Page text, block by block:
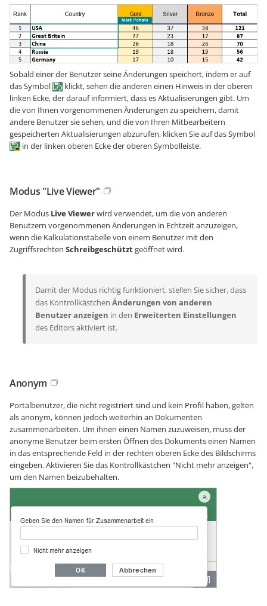
Sobald einer der Benutzer seine Änderungen speichert, indem er auf
das Symbol
klickt, sehen die anderen einen Hinweis in der oberen
linken Ecke, der darauf informiert, dass es Aktualisierungen gibt. Um
die von Ihnen vorgenommenen Änderungen zu speichern, damit
andere Benutzer sie sehen, und die von Ihren Mitbearbeitern
gespeicherten Aktualisierungen abzurufen, klicken Sie auf das Symbol
in der linken oberen Ecke der oberen Symbolleiste.
Modus "Live Viewer"
Der Modus Live Viewerwird verwendet, um die von anderen
Benutzern vorgenommenen Änderungen in Echtzeit anzuzeigen,
wenn die Kalkulationstabelle von einem Benutzer mit den
Zugriffsrechten Schreibgeschütztgeöffnet wird.
Damit der Modus richtig funktioniert, stellen Sie sicher, dass
das Kontrollkästchen Änderungen von anderen
Benutzer anzeigen in den Erweiterten Einstellungen
des Editors aktiviert ist.
Anonym
Portalbenutzer, die nicht registriert sind und kein Profil haben, gelten
als anonym, können jedoch weiterhin an Dokumenten
zusammenarbeiten. Um ihnen einen Namen zuzuweisen, muss der
anonyme Benutzer beim ersten Öffnen des Dokuments einen Namen
in das entsprechende Feld in der rechten oberen Ecke des Bildschirms
eingeben. Aktivieren Sie das Kontrollkästchen "Nicht mehr anzeigen",
um den Namen beizubehalten.